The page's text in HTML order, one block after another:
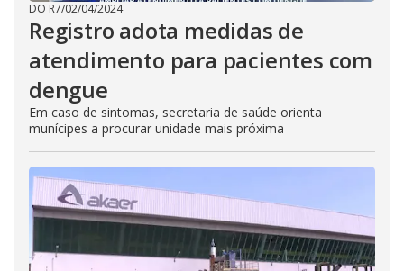
DO R7/02/04/2024
Registro adota medidas de
atendimento para pacientes com
dengue
Em caso de sintomas, secretaria de saúde orienta
munícipes a procurar unidade mais próxima